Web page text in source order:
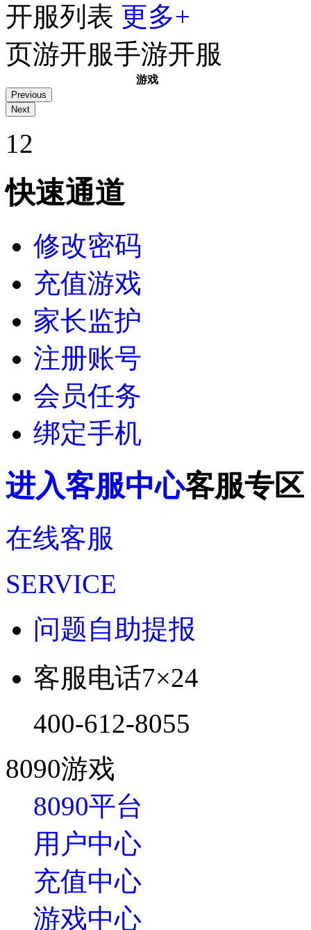
开服列表 更多+
页游开服手游开服
游戏
神仙道
维京传奇古神95区
萌回三国
狼烟38区
白蛇传奇杨戬72区今天10:00
五岳乾坤乾坤27区今天10:00
源战役 启源13区
今天10:00
暗黑封魔录诸神141区今天9:00
兽厂大佬巅峰101区今天9:00
九梦仙域
雁舞145服
今天0:05
九梦仙域雁舞146服 今天0:05
12
快速通道
修改密码
充值游戏
家长监护
注册账号
会员任务
绑定手机
进入客服中心客服专区
在线客服
SERVICE
问题自助提报
客服电话7×24
400-612-8055
8090游戏
8090平台
用户中心
充值中心
游戏中心